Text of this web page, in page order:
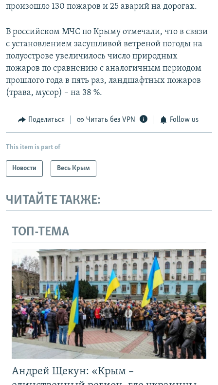
произошло 130 пожаров и 25 аварий на дорогах.
В российском МЧС по Крыму отмечали, что в связи
с установлением засушливой ветреной погоды на
полуострове увеличилось число природных
пожаров по сравнению с аналогичным периодом
прошлого года в пять раз, ландшафтных пожаров
(трава, мусор) – на 38 %.
Поделиться Читать без VPN Follow us
This item is part of
Новости Весь Крым
ЧИТАЙТЕ ТАКЖЕ:
ТОП-ТЕМА
Андрей Щекун: «Крым –